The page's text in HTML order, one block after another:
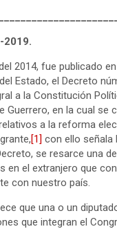
2019.
2014, fue publicado
Estado, el Decreto
a la Constitución
Guerrero, en la cual se
a la reforma
[1] con ello señala
se resarce una
en el extranjero que
con nuestro país.
que una o un
que integran el